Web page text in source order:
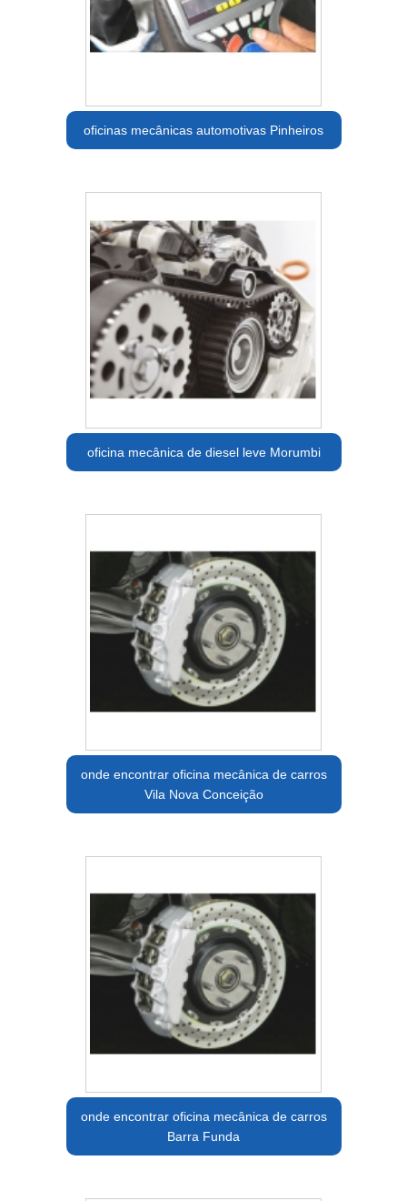
oficinas mecânicas automotivas Pinheiros
oficina mecânica de diesel leve Morumbi
onde encontrar oficina mecânica de carros
Vila Nova Conceição
onde encontrar oficina mecânica de carros
Barra Funda